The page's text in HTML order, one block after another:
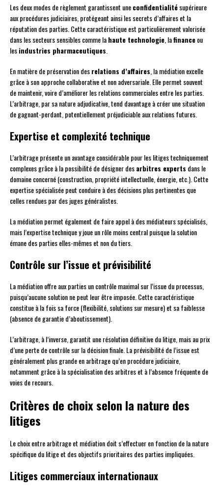
Les deux modes de règlement garantissent uneconfidentialitésupérieure
aux procédures judiciaires, protégeant ainsi les secrets d’affaires et la
réputation des parties. Cette caractéristique est particulièrement valorisée
dans les secteurs sensibles comme lahaute technologie , lafinanceou
lesindustries pharmaceutiques
En matière de préservation desrelations d’affaires , la médiation excelle
grâce à son approche collaborative et non adversariale. Elle permet souvent
de maintenir, voire d’améliorer les relations commerciales entre les parties.
L’arbitrage, par sa nature adjudicative, tend davantage à créer une situation
de gagnant-perdant, potentiellement préjudiciable aux relations futures.
Expertise et complexité technique
L’arbitrage présente un avantage considérable pour les litiges techniquement
complexes grâce à la possibilité de désigner desarbitres experts dans le
domaine concerné (construction, propriété intellectuelle, énergie, etc.). Cette
expertise spécialisée peut conduire à des décisions plus pertinentes que
celles rendues par des juges généralistes.
La médiation permet également de faire appel à des médiateurs spécialisés,
mais l’expertise technique y joue un rôle moins central puisque la solution
émane des parties elles-mêmes et non du tiers.
Contrôle sur l’issue et prévisibilité
La médiation offre aux parties un contrôle maximal sur l’issue du processus,
puisqu’aucune solution ne peut leur être imposée. Cette caractéristique
constitue à la fois sa force (flexibilité, solutions sur mesure) et sa faiblesse
(absence de garantie d’aboutissement).
L’arbitrage, à l’inverse, garantit une résolution définitive du litige, mais au prix
d’une perte de contrôle sur la décision finale. La prévisibilité de l’issue est
généralement plus grande en arbitrage qu’en procédure judiciaire,
notamment grâce à la spécialisation des arbitres et à l’absence fréquente de
voies de recours.
Critères de choix selon la nature des
litiges
Le choix entre arbitrage et médiation doit s’effectuer en fonction de la nature
spécifique du litige et des objectifs prioritaires des parties impliquées.
Litiges commerciaux internationaux